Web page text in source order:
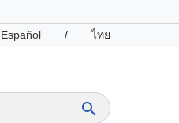
Español / ไทย